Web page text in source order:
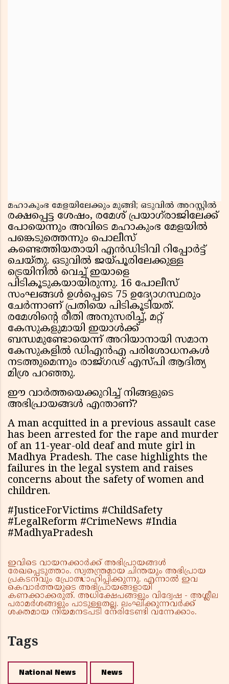
മഹാകുംഭ മേളയിലേക്കും മുങ്ങി; ഒടുവിൽ അറസ്റ്റിൽ
രക്ഷപ്പെട്ട ശേഷം, രമേശ് പ്രയാഗ്‌രാജിലേക്ക്
പോയെന്നും അവിടെ മഹാകുംഭ മേളയിൽ
പങ്കെടുത്തെന്നും പൊലീസ്
കണ്ടെത്തിയതായി എൻഡിടിവി റിപ്പോർട്ട്
ചെയ്‌തു. ഒടുവിൽ ജയ്പൂരിലേക്കുള്ള
ട്രെയിനിൽ വെച്ച് ഇയാളെ
പിടികൂടുകയായിരുന്നു. 16 പോലീസ്
സംഘങ്ങൾ ഉൾപ്പെടെ 75 ഉദ്യോഗസ്ഥരും
ചേർന്നാണ് പ്രതിയെ പിടികൂടിയത്.
രമേശിന്റെ രീതി അനുസരിച്ച്, മറ്റ്
കേസുകളുമായി ഇയാൾക്ക്
ബന്ധമുണ്ടോയെന്ന് അറിയാനായി സമാന
കേസുകളിൽ ഡിഎൻഎ പരിശോധനകൾ
നടത്തുമെന്നും രാജ്ഗഢ് എസ്പി ആദിത്യ
മിശ്ര പറഞ്ഞു.
ഈ വാർത്തയെക്കുറിച്ച് നിങ്ങളുടെ
അഭിപ്രായങ്ങൾ എന്താണ്?
A man acquitted in a previous assault case
has been arrested for the rape and murder
of an 11-year-old deaf and mute girl in
Madhya Pradesh. The case highlights the
failures in the legal system and raises
concerns about the safety of women and
children.
#JusticeForVictims #ChildSafety
#LegalReform #CrimeNews #India
#MadhyaPradesh
ഇവിടെ വായനക്കാർക്ക് അഭിപ്രായങ്ങൾ
രേഖപ്പെടുത്താം. സ്വതന്ത്രമായ ചിന്തയും അഭിപ്രായ
പ്രകടനവും പ്രോത്സാഹിപ്പിക്കുന്നു. എന്നാൽ ഇവ
കെവാർത്തയുടെ അഭിപ്രായങ്ങളായി
കണക്കാക്കരുത്. അധിക്ഷേപങ്ങളും വിദ്വേഷ - അശ്ലീല
പരാമർശങ്ങളും പാടുള്ളതല്ല. ലംഘിക്കുന്നവർക്ക്
ശക്തമായ നിയമനടപടി നേരിടേണ്ടി വന്നേക്കാം.
Tags
National News News